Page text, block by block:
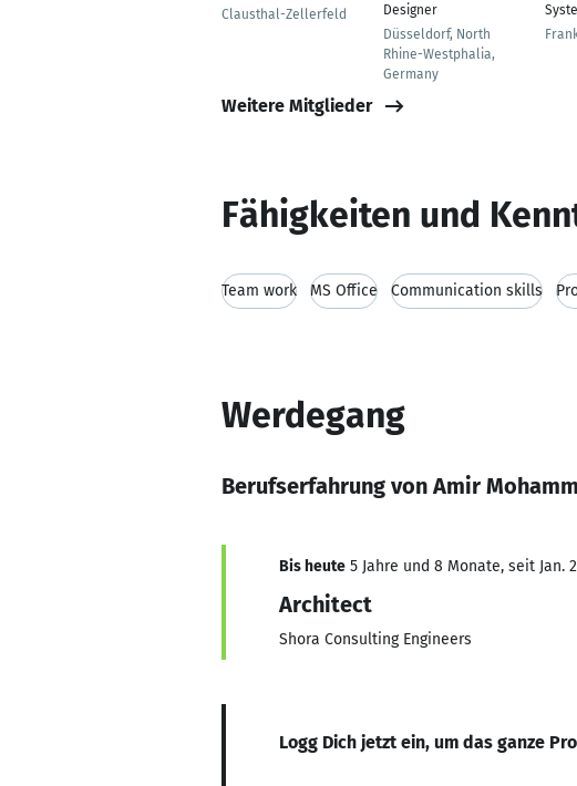
Clausthal-Zellerfeld
Designer
Düsseldorf, North
Rhine-Westphalia,
Germany
Weitere Mitglieder
Fähigkeiten und
Team work MS Office Communication skills
Werdegang
Berufserfahrung von Amir
Bis heute 5 Jahre und 8 Monate, seit Jan.
Architect
Shora Consulting Engineers
Logg Dich jetzt ein, um das ganze